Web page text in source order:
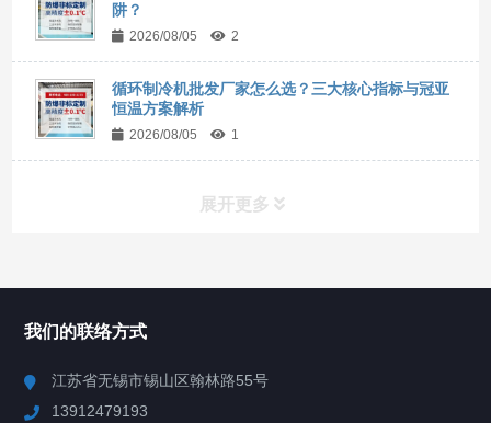
阱？
2026/08/05 2
循环制冷机批发厂家怎么选？三大核心指标与冠亚
恒温方案解析
2026/08/05 1
展开更多
Chiller高精度制冷循环器
我们的联络方式
江苏省无锡市锡山区翰林路55号
13912479193